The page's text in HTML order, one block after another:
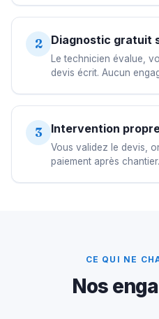
2 Diagnostic gratuit
Le technicien évalue,
devis écrit. Aucun
3 Intervention
Vous validez le devis,
paiement après chantier.
CE QUI NE
Nos